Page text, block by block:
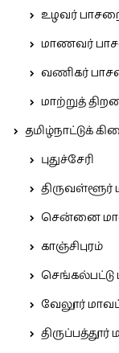
உழவர்
மாணவர்
வணிகர்
மாற்றுத்
தமிழ்நாட்டுக்
புதுச்சேரி
திருவள்ளூர்
சென்னை
காஞ்சிபுரம்
செங்கல்பட்டு
வேலூர்
திருப்பத்தூர்